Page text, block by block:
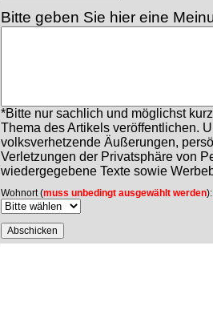
Bitte geben Sie hier eine
*Bitte nur sachlich und möglichst
Thema des Artikels veröffentlichen.
volksverhetzende Äußerungen,
Verletzungen der Privatsphäre von
wiedergegebene Texte sowie
Wohnort (muss unbedingt ausgewählt werden):